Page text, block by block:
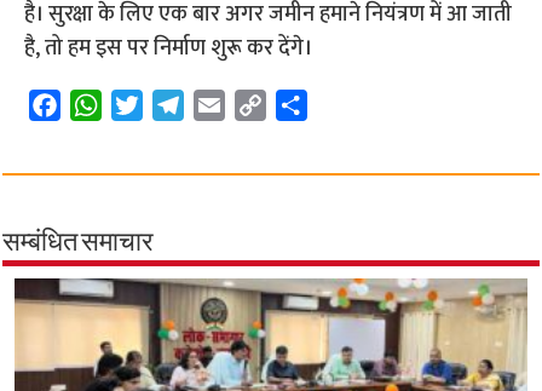
है। सुरक्षा के लिए एक बार अगर जमीन हमाने नियंत्रण में आ जाती
है, तो हम इस पर निर्माण शुरू कर देंगे।
c
b
o
o
k
W
a
s
A
p
p
i
t
e
r
l
r
a
m
a
p
i
n
k
a
सम्बंधित समाचार